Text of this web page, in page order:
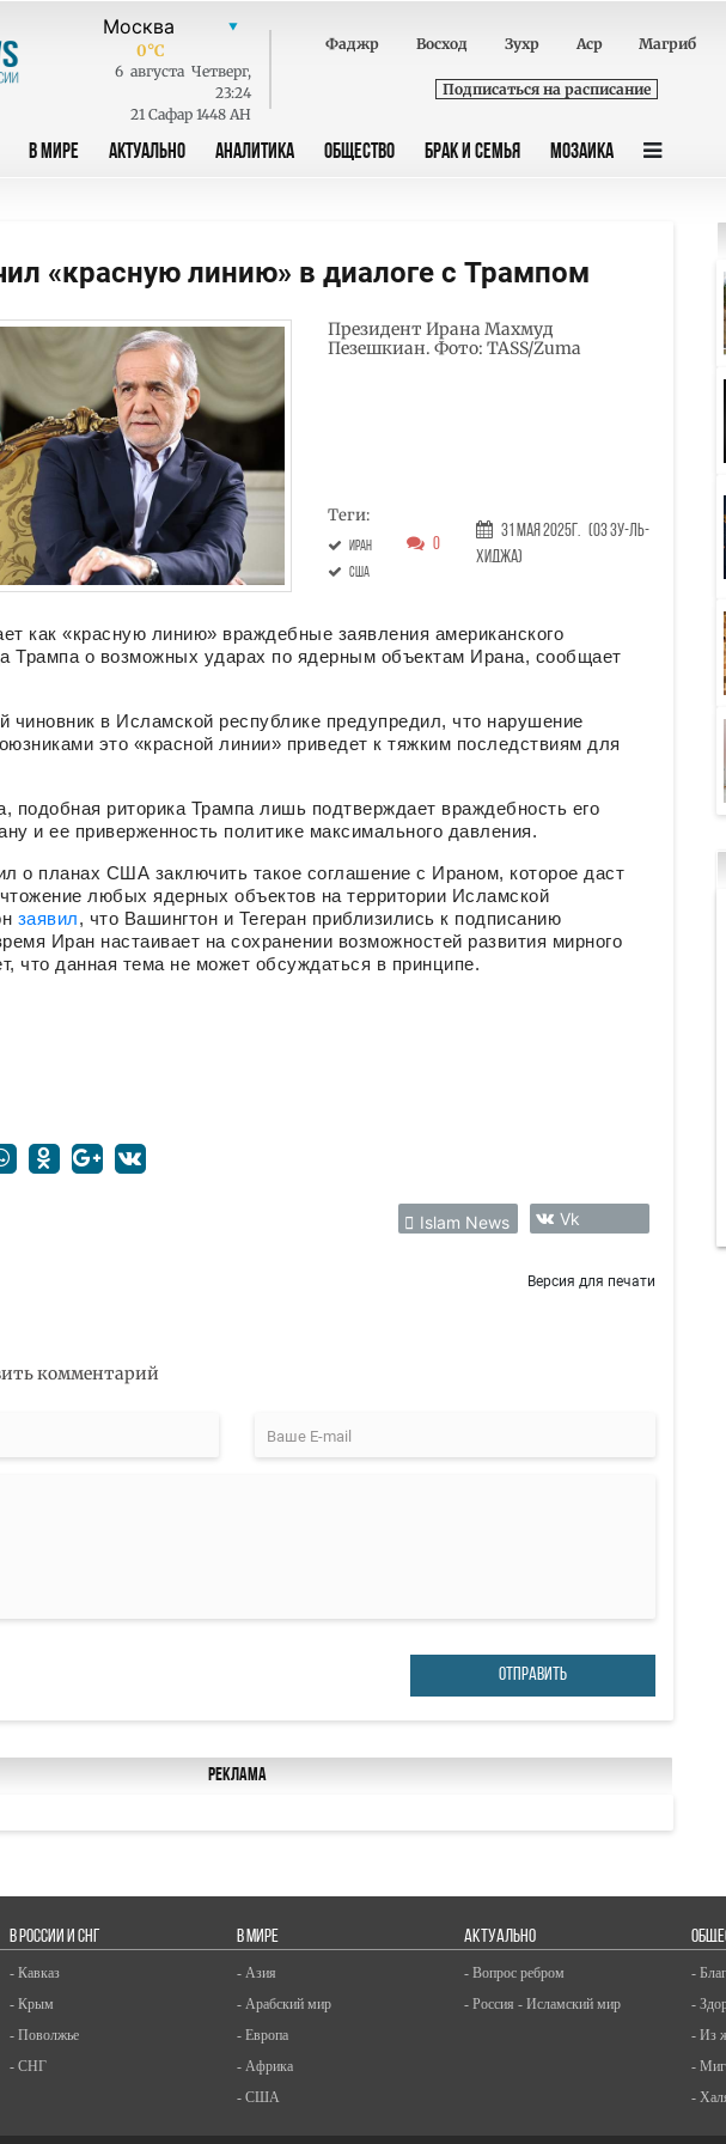
0°C
6 августа Четверг,
23:24
21 Сафар 1448 AH
Фаджр Восход Зухр Аср Магриб
Подписаться на расписание
В МИРЕ АКТУАЛЬНО АНАЛИТИКА ОБЩЕСТВО БРАК И СЕМЬЯ МОЗАИКА
«красную линию» в диалоге с Трампом
Президент Ирана Махмуд
Пезешкиан. Фото: TASS/Zuma
Теги:
Иран
США
0
31 Мая 2025г. (03 Зу-ль-
хиджа)
как «красную линию» враждебные заявления американского
Трампа о возможных ударах по ядерным объектам Ирана, сообщает
чиновник в Исламской республике предупредил, что нарушение
это «красной линии» приведет к тяжким последствиям для
подобная риторика Трампа лишь подтверждает враждебность его
и ее приверженность политике максимального давления.
о планах США заключить такое соглашение с Ираном, которое даст
любых ядерных объектов на территории Исламской
заявил, что Вашингтон и Тегеран приблизились к подписанию
Иран настаивает на сохранении возможностей развития мирного
что данная тема не может обсуждаться в принципе.
Islam News Vk
Версия для печати
комментарий
ОТПРАВИТЬ
Реклама
В РОССИИ И СНГ
- Кавказ
- Крым
- Поволжье
- СНГ
В МИРЕ
- Азия
- Арабский мир
- Европа
- Африка
- США
АКТУАЛЬНО
- Вопрос ребром
- Россия - Исламский мир
-
-
- Из
-
-